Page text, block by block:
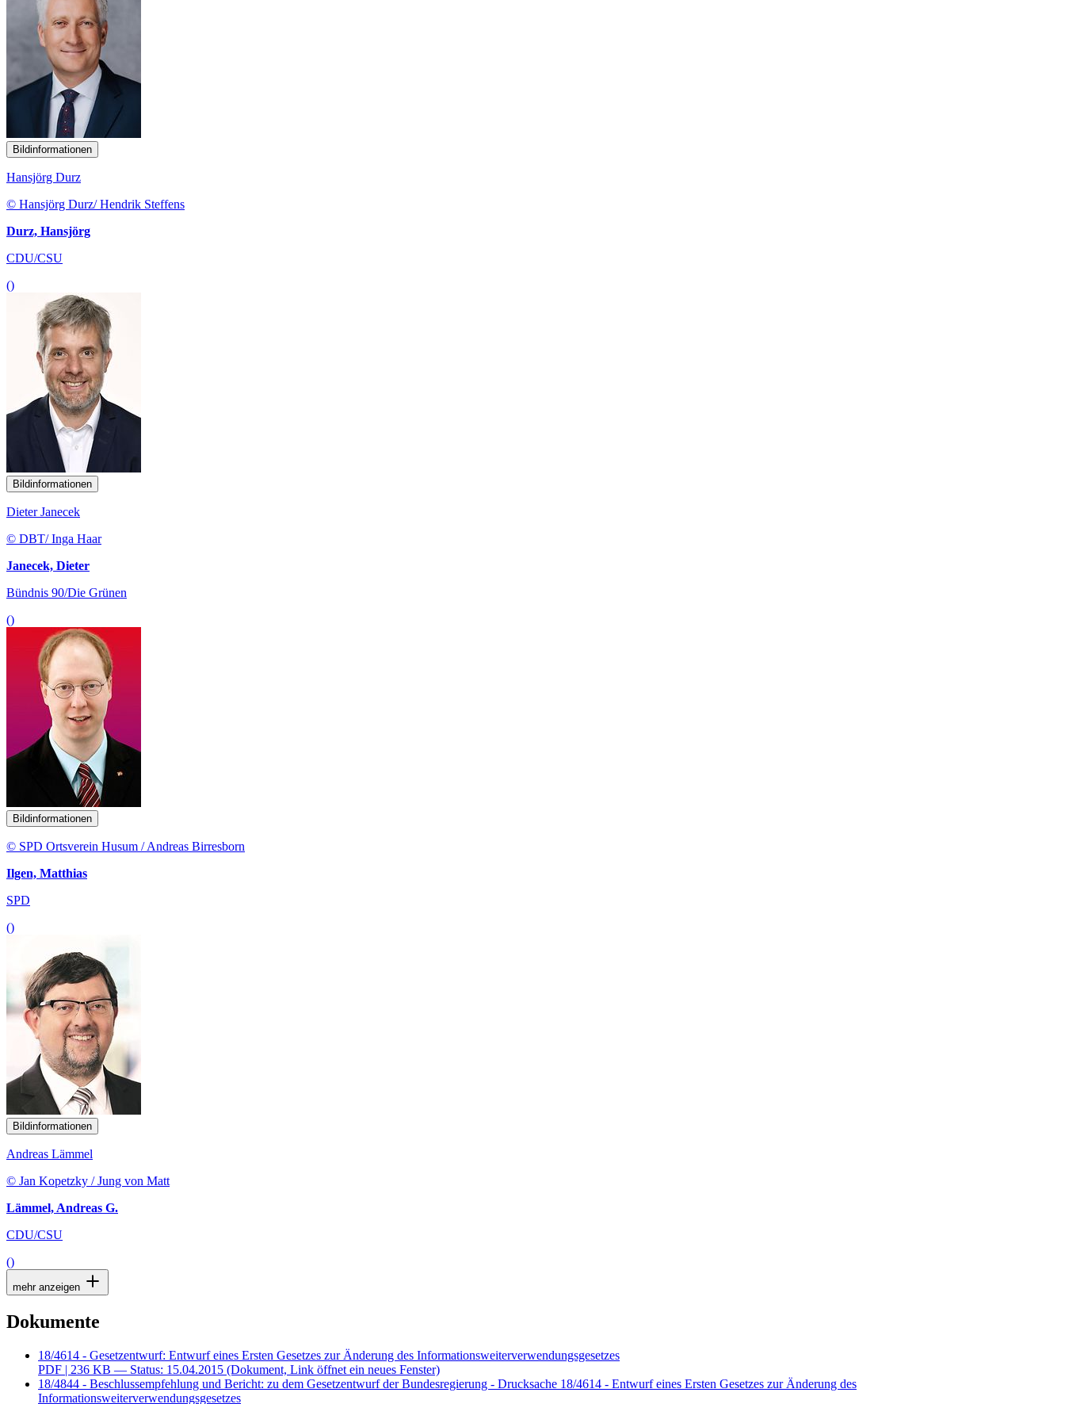
Bildinformationen
Hansjörg Durz
© Hansjörg Durz/ Hendrik Steffens
Durz, Hansjörg
CDU/CSU
()
Bildinformationen
Dieter Janecek
© DBT/ Inga Haar
Janecek, Dieter
Bündnis 90/Die Grünen
()
Bildinformationen
© SPD Ortsverein Husum / Andreas Birresborn
Ilgen, Matthias
SPD
()
Bildinformationen
Andreas Lämmel
© Jan Kopetzky / Jung von Matt
Lämmel, Andreas G.
CDU/CSU
()
mehr anzeigen
Dokumente
18/4614 - Gesetzentwurf: Entwurf eines Ersten Gesetzes zur Änderung des Informationsweiterverwendungsgesetzes
PDF | 236 KB — Status: 15.04.2015 (Dokument, Link öffnet ein neues Fenster)
18/4844 - Beschlussempfehlung und Bericht: zu dem Gesetzentwurf der Bundesregierung - Drucksache 18/4614 - Entwurf eines Ersten Gesetzes zur Änderung des
Informationsweiterverwendungsgesetzes